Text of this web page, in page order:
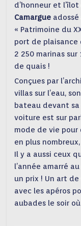
d’honneur et
Camargue
« Patrimoine du
port de plaisance
2 250 marinas
de quais !
Conçues par
villas sur l’eau,
bateau devant
voiture est sur
mode de vie
en plus
Il y a aussi ceux
l’année amarré
un prix ! Un art
avec les apéros
aubades le soir